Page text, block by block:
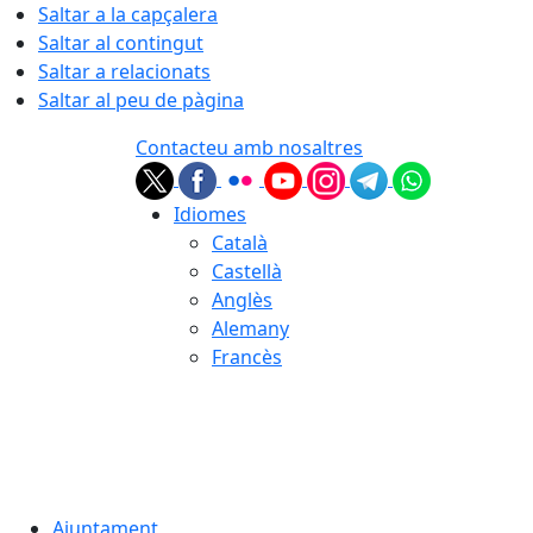
Saltar a la capçalera
Saltar al contingut
Saltar a relacionats
Saltar al peu de pàgina
Contacteu amb nosaltres
Idiomes
Català
Castellà
Anglès
Alemany
Francès